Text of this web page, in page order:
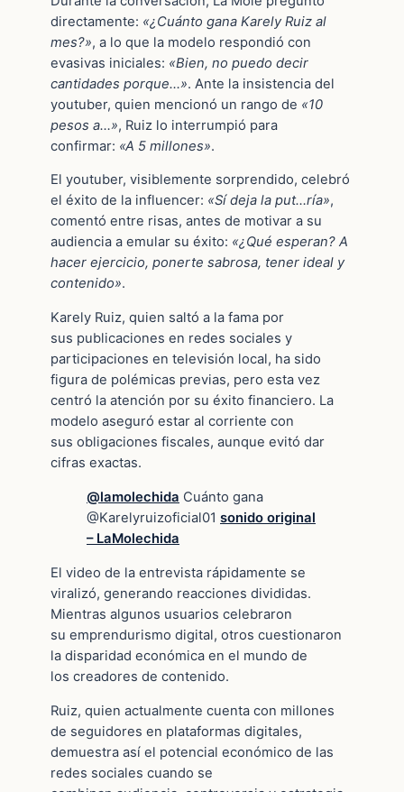
directamente: «¿Cuánto gana Karely Ruiz al
mes?», a lo que la modelo respondió con
evasivas iniciales: «Bien, no puedo decir
cantidades porque…». Ante la insistencia del
youtuber, quien mencionó un rango de «10
pesos a…», Ruiz lo interrumpió para
confirmar: «A 5 millones».
El youtuber, visiblemente sorprendido, celebró
el éxito de la influencer: «Sí deja la put…ría»,
comentó entre risas, antes de motivar a su
audiencia a emular su éxito: «¿Qué esperan? A
hacer ejercicio, ponerte sabrosa, tener ideal y
contenido».
Karely Ruiz, quien saltó a la fama por
sus publicaciones en redes sociales y
participaciones en televisión local, ha sido
figura de polémicas previas, pero esta vez
centró la atención por su éxito financiero. La
modelo aseguró estar al corriente con
sus obligaciones fiscales, aunque evitó dar
cifras exactas.
@lamolechida Cuánto gana
@Karelyruizoficial01 sonido original
– LaMolechida
El video de la entrevista rápidamente se
viralizó, generando reacciones divididas.
Mientras algunos usuarios celebraron
su emprendurismo digital, otros cuestionaron
la disparidad económica en el mundo de
los creadores de contenido.
Ruiz, quien actualmente cuenta con millones
de seguidores en plataformas digitales,
demuestra así el potencial económico de las
redes sociales cuando se